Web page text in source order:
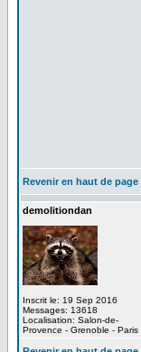
Revenir en haut de page
demolitiondan
Inscrit le: 19 Sep 2016
Messages: 13618
Localisation: Salon-de-
Provence - Grenoble - Paris